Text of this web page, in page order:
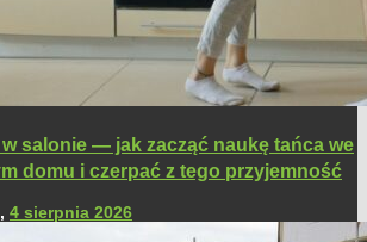
salonie — jak zacząć naukę tańca we
domu i czerpać z tego przyjemność
, 4 sierpnia 2026